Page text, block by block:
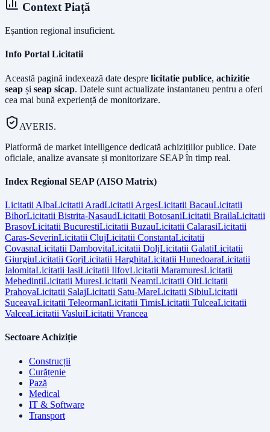
Context Piață
Eșantion regional insuficient.
Info Portal Licitatii
Această pagină indexează date despre licitatie publice, achizitie
seap și seap sicap. Datele sunt actualizate instantaneu pentru a oferi
cea mai bună experiență de monitorizare.
AVERIS.
Platformă de market intelligence dedicată achizițiilor publice. Date
oficiale, analize avansate și monitorizare SEAP în timp real.
Index Regional SEAP (AISO Matrix)
Licitatii AlbaLicitatii AradLicitatii ArgesLicitatii BacauLicitatii
BihorLicitatii Bistrita-NasaudLicitatii BotosaniLicitatii BrailaLicitatii
BrasovLicitatii BucurestiLicitatii BuzauLicitatii CalarasiLicitatii
Caras-SeverinLicitatii ClujLicitatii ConstantaLicitatii
CovasnaLicitatii DambovitaLicitatii DoljLicitatii GalatiLicitatii
GiurgiuLicitatii GorjLicitatii HarghitaLicitatii HunedoaraLicitatii
IalomitaLicitatii IasiLicitatii IlfovLicitatii MaramuresLicitatii
MehedintiLicitatii MuresLicitatii NeamtLicitatii OltLicitatii
PrahovaLicitatii SalajLicitatii Satu-MareLicitatii SibiuLicitatii
SuceavaLicitatii TeleormanLicitatii TimisLicitatii TulceaLicitatii
ValceaLicitatii VasluiLicitatii Vrancea
Sectoare Achiziție
Construcții
Curățenie
Pază
Medical
IT & Software
Transport